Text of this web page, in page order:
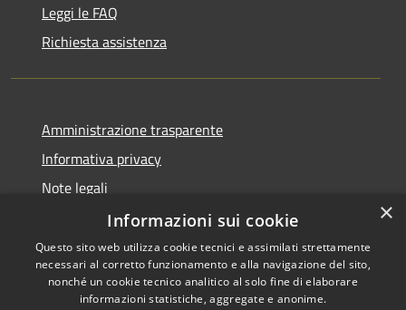
Leggi le FAQ
Richiesta assistenza
Amministrazione trasparente
Informativa privacy
Note legali
Dichiarazione di accessibilità
×
Informazioni sui cookie
Questo sito web utilizza cookie tecnici e assimilati strettamente
necessari al corretto funzionamento e alla navigazione del sito,
nonché un cookie tecnico analitico al solo fine di elaborare
informazioni statistiche, aggregate e anonime.